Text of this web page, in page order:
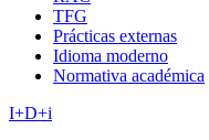
TFG
Prácticas externas
Idioma moderno
Normativa académica
I+D+i